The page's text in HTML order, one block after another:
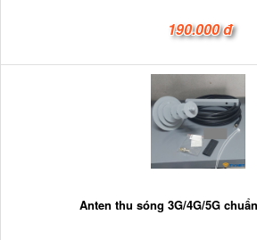
190.000 đ
Anten thu sóng 3G/4G/5G